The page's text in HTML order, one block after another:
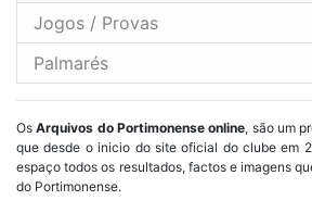
Jogos / Provas
Palmarés
OsArquivos do Portimonense online, são um
que desde o inicio do site oficial do clube em
espaço todos os resultados, factos e imagens
do Portimonense.